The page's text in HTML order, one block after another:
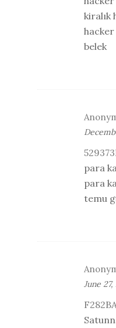
kiralık
belek
para
para
temu
June